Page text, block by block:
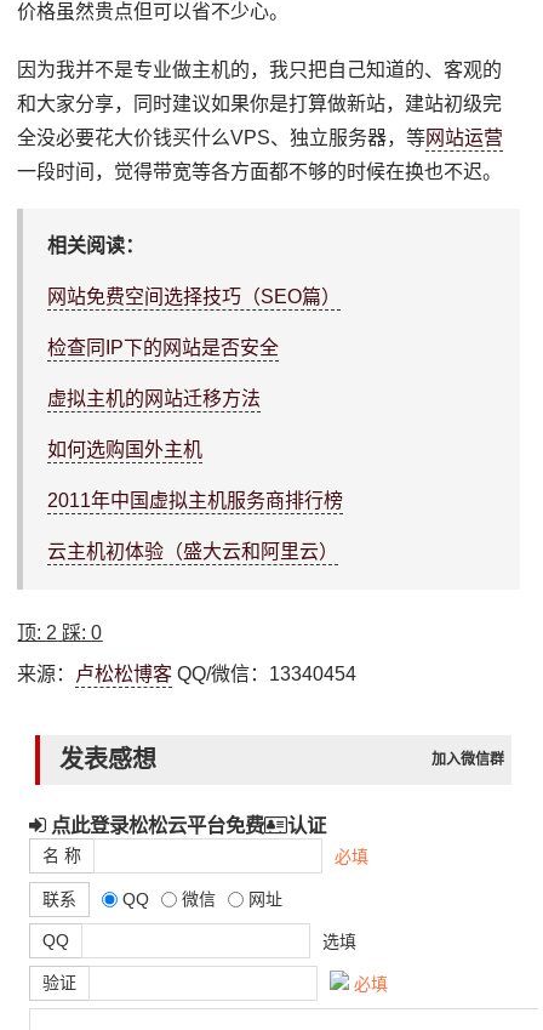
价格虽然贵点但可以省不少心。
因为我并不是专业做主机的，我只把自己知道的、客观的
和大家分享，同时建议如果你是打算做新站，建站初级完
全没必要花大价钱买什么VPS、独立服务器，等网站运营
一段时间，觉得带宽等各方面都不够的时候在换也不迟。
相关阅读：
网站免费空间选择技巧（SEO篇）
检查同IP下的网站是否安全
虚拟主机的网站迁移方法
如何选购国外主机
2011年中国虚拟主机服务商排行榜
云主机初体验（盛大云和阿里云）
顶: 2 踩:0
来源： 卢松松博客 QQ/微信：13340454
发表感想 加入微信群
点此登录松松云平台免费 认证
名 称 必填
联系 QQ 微信 网址
QQ 选填
验证 必填